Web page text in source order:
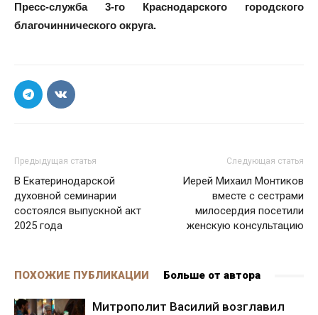
Пресс-служба 3-го Краснодарского городского
благочиннического округа.
Предыдущая статья
В Екатеринодарской
духовной семинарии
состоялся выпускной акт
2025 года
Следующая статья
Иерей Михаил Монтиков
вместе с сестрами
милосердия посетили
женскую консультацию
ПОХОЖИЕ ПУБЛИКАЦИИ Больше от автора
Митрополит Василий возглавил